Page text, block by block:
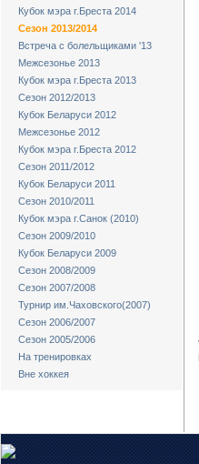
Кубок мэра г.Бреста 2014
Сезон 2013/2014
Встреча с болельщиками '13
Межсезонье 2013
Кубок мэра г.Бреста 2013
Сезон 2012/2013
Кубок Беларуси 2012
Межсезонье 2012
Кубок мэра г.Бреста 2012
Сезон 2011/2012
Кубок Беларуси 2011
Сезон 2010/2011
Кубок мэра г.Санок (2010)
Сезон 2009/2010
Кубок Беларуси 2009
Сезон 2008/2009
Сезон 2007/2008
Турнир им.Чаховского(2007)
Сезон 2006/2007
Сезон 2005/2006
На тренировках
Вне хоккея